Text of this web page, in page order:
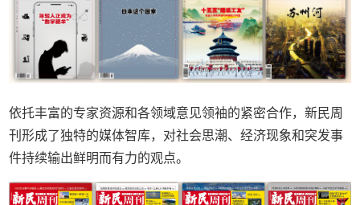
依托丰富的专家资源和各领域意见领袖的紧密合作，新民周
刊形成了独特的媒体智库，对社会思潮、经济现象和突发事
件持续输出鲜明而有力的观点。